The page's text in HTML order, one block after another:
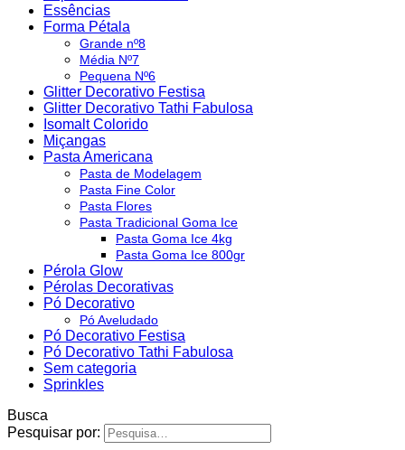
Essências
Forma Pétala
Grande nº8
Média Nº7
Pequena Nº6
Glitter Decorativo Festisa
Glitter Decorativo Tathi Fabulosa
Isomalt Colorido
Miçangas
Pasta Americana
Pasta de Modelagem
Pasta Fine Color
Pasta Flores
Pasta Tradicional Goma Ice
Pasta Goma Ice 4kg
Pasta Goma Ice 800gr
Pérola Glow
Pérolas Decorativas
Pó Decorativo
Pó Aveludado
Pó Decorativo Festisa
Pó Decorativo Tathi Fabulosa
Sem categoria
Sprinkles
Busca
Pesquisar por: